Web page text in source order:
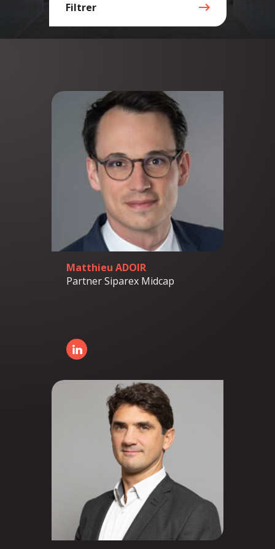
Filtrer
Matthieu ADOIR
Partner Siparex Midcap